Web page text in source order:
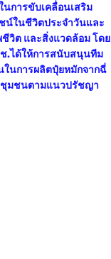
นการขับเคลื่อนเสริม
น์ในชีวิตประจำวันและ
วิต และสิ่งแวดล้อม โดย
.ได้ให้การสนับสนุนทีม
ในการผลิตปุ๋ยหมักจากฉี่
ชุมชนตามแนวปรัชญา